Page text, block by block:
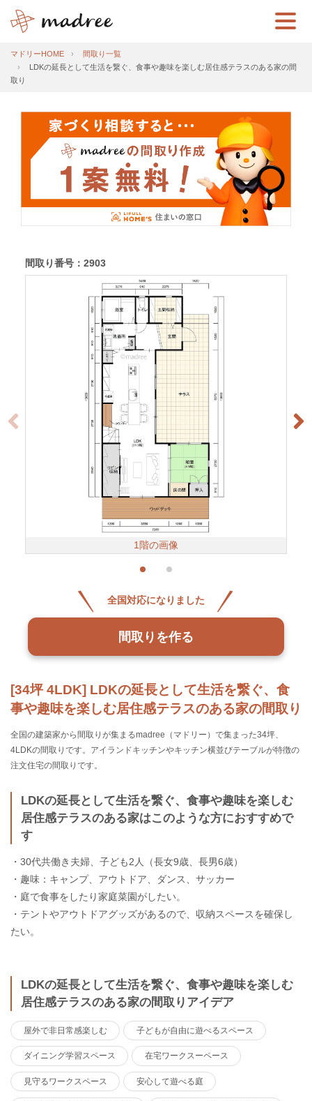
マドリーHOME
間取り一覧
LDKの延長として生活を繋ぐ、食事や趣味を楽しむ居住感テラスのある家の間
取り
[34坪 4LDK] LDKの延長として生活を繋ぐ、食
事や趣味を楽しむ居住感テラスのある家の間取り
全国の建築家から間取りが集まるmadree（マドリー）で集まった34坪、
4LDKの間取りです。アイランドキッチンやキッチン横並びテーブルが特徴の
注文住宅の間取りです。
LDKの延長として生活を繋ぐ、食事や趣味を楽しむ
居住感テラスのある家はこのような方におすすめで
す
・30代共働き夫婦、子ども2人（長女9歳、長男6歳）
・趣味：キャンプ、アウトドア、ダンス、サッカー
・庭で食事をしたり家庭菜園がしたい。
・テントやアウトドアグッズがあるので、収納スペースを確保し
たい。
LDKの延長として生活を繋ぐ、食事や趣味を楽しむ
居住感テラスのある家の間取りアイデア
屋外で非日常感楽しむ 子どもが自由に遊べるスペース
ダイニング学習スペース 在宅ワークスーペース
見守るワークスペース 安心して遊べる庭
間取り番号：2903
1階の画像
全国対応になりました
間取りを作る